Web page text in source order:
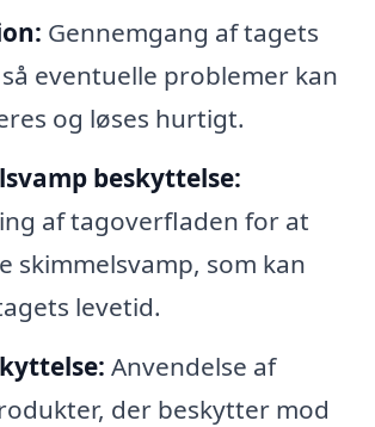
Gennemgang af tagets
eventuelle problemer kan
og løses hurtigt.
beskyttelse:
af tagoverfladen for at
skimmelsvamp, som kan
levetid.
Anvendelse af
der beskytter mod